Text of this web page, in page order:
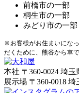
前橋市の一部
桐生市の一部
みどり市の一部
※お客様がお住まいにな
だくために、熊谷から車
本社 〒360-0024 埼
展示場 〒360-0018